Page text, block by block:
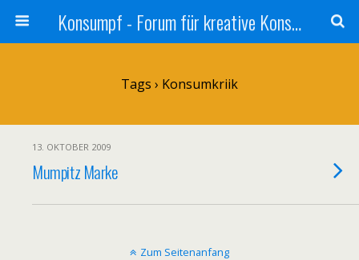
Konsumpf - Forum für kreative Konsumkritik - Culture Jamming, Nachhaltigkeit, Konzernkritik, Adbusting
Tags › Konsumkriik
13. OKTOBER 2009
Mumpitz Marke
Zum Seitenanfang